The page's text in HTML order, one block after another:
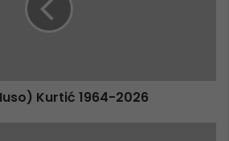
Kurtić 1964-2026